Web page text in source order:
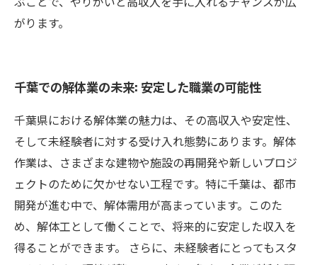
がります。
千葉での解体業の未来: 安定した職業の可能性
千葉県における解体業の魅力は、その高収入や安定性、
そして未経験者に対する受け入れ態勢にあります。解体
作業は、さまざまな建物や施設の再開発や新しいプロジ
ェクトのために欠かせない工程です。特に千葉は、都市
開発が進む中で、解体需用が高まっています。このた
め、解体工として働くことで、将来的に安定した収入を
得ることができます。 さらに、未経験者にとってもスタ